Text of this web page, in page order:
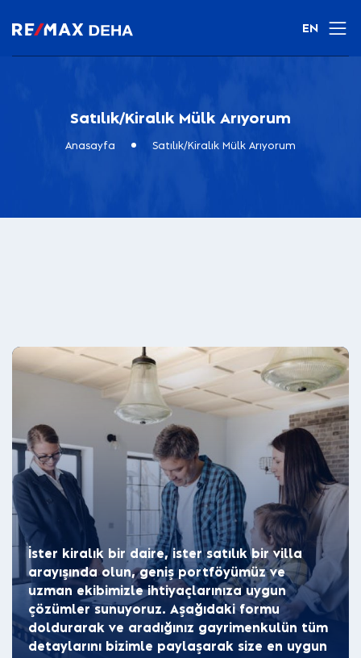
EN
Satılık/Kiralık Mülk Arıyorum
Anasayfa Satılık/Kiralık Mülk Arıyorum
İster kiralık bir daire, ister satılık bir villa
arayışında olun, geniş portföyümüz ve
uzman ekibimizle ihtiyaçlarınıza uygun
çözümler sunuyoruz. Aşağıdaki formu
doldurarak ve aradığınız gayrimenkulün tüm
detaylarını bizimle paylaşarak size en uygun